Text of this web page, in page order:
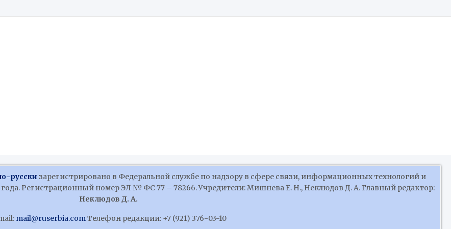
русски зарегистрировано в Федеральной службе по надзору в сфере связи, информационных технологий и
Регистрационный номер ЭЛ № ФС 77 – 78266. Учредители: Мишнева Е. Н., Неклюдов Д. А. Главный редактор:
Неклюдов Д. А.
mail@ruserbia.comТелефон редакции: +7 (921) 376-03-10